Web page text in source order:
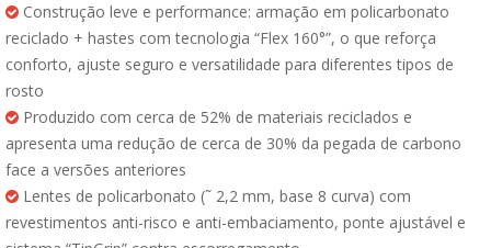
Construção leve e performance: armação em policarbonato
reciclado + hastes com tecnologia “Flex 160°”, o que reforça
conforto, ajuste seguro e versatilidade para diferentes tipos de
rosto
Produzido com cerca de 52% de materiais reciclados e
apresenta uma redução de cerca de 30% da pegada de carbono
face a versões anteriores
Lentes de policarbonato (˜ 2,2 mm, base 8 curva) com
revestimentos anti-risco e anti-embaciamento, ponte ajustável e